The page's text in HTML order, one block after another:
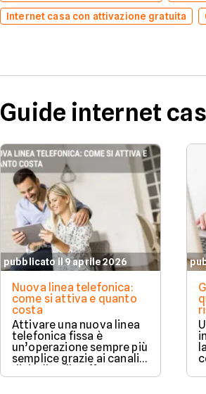
Internet casa con attivazione gratuita
Guide internet
pubblicato il 9 aprile 2026
Nuova linea telefonica:
come si attiva e quanto
costa
Attivare una nuova linea
telefonica fissa è
un’operazione sempre più
semplice grazie ai canali
digitali e alle offerte
integrate con internet